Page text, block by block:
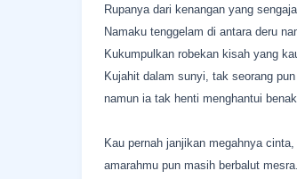
Rupanya dari kenangan yang
Namaku tenggelam di antara deru
Kukumpulkan robekan kisah yang
Kujahit dalam sunyi, tak seorang
namun ia tak henti menghantui
Kau pernah janjikan megahnya cinta,
amarahmu pun masih berbalut mesra.